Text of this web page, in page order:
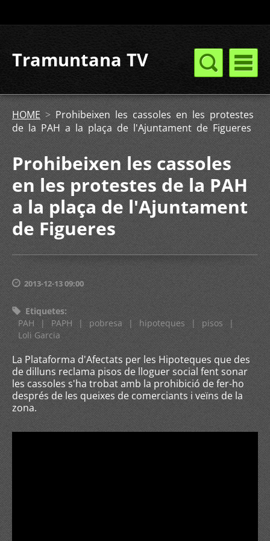
Tramuntana TV
HOME > Prohibeixen les cassoles en les protestes
de la PAH a la plaça de l'Ajuntament de Figueres
Prohibeixen les cassoles
en les protestes de la PAH
a la plaça de l'Ajuntament
de Figueres
2013-12-13 09:00
Etiquetes:
PAH
| PAPH | pobresa | hipoteques | pisos
|
Loli Garcia
La Plataforma d'Afectats per les Hipoteques que des
de dilluns reclama pisos de lloguer social fent sonar
les cassoles s'ha trobat amb la prohibició de fer-ho
després de les queixes de comerciants i veïns de la
zona.